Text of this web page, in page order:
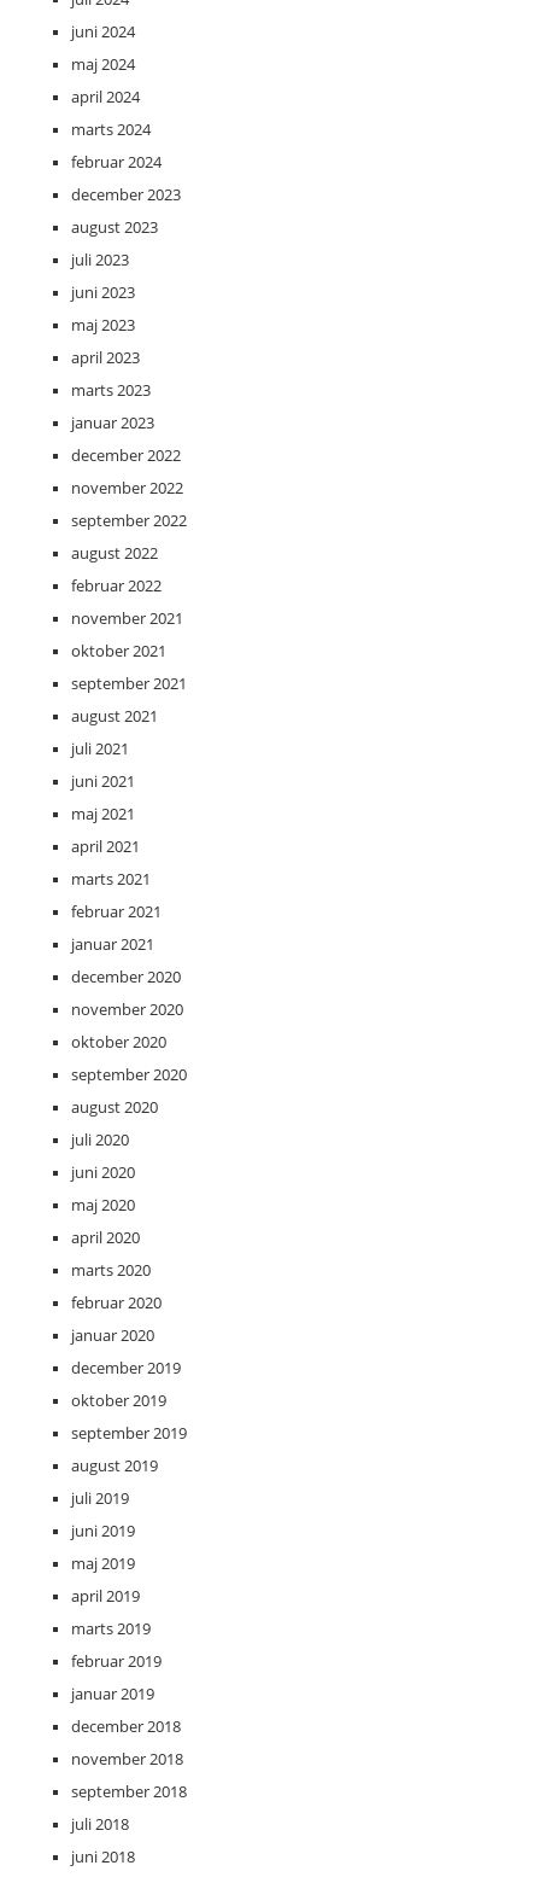
juni 2024
maj 2024
april 2024
marts 2024
februar 2024
december 2023
august 2023
juli 2023
juni 2023
maj 2023
april 2023
marts 2023
januar 2023
december 2022
november 2022
september 2022
august 2022
februar 2022
november 2021
oktober 2021
september 2021
august 2021
juli 2021
juni 2021
maj 2021
april 2021
marts 2021
februar 2021
januar 2021
december 2020
november 2020
oktober 2020
september 2020
august 2020
juli 2020
juni 2020
maj 2020
april 2020
marts 2020
februar 2020
januar 2020
december 2019
oktober 2019
september 2019
august 2019
juli 2019
juni 2019
maj 2019
april 2019
marts 2019
februar 2019
januar 2019
december 2018
november 2018
september 2018
juli 2018
juni 2018